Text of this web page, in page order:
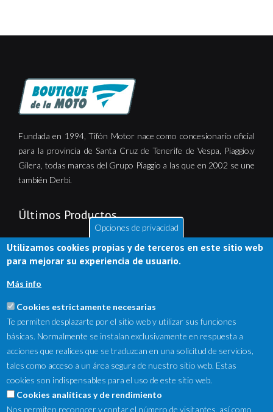
Fundada en 1994, Tifón Motor nace como concesionario oficial
para la provincia de Santa Cruz de Tenerife de Vespa, Piaggio,y
Gilera, todas marcas del Grupo Piaggio a las que en 2002 se une
también Derbi.
Últimos Productos
NewsLetter
Opciones de privacidad
Utilizamos cookies propias y de terceros en este sitio web
para mejorar su experiencia de usuario.
Más info
Cookies estrictamente necesarias
Te permiten desplazarte por el sitio web y utilizar sus funciones
básicas. Normalmente se instalan exclusivamente en respuesta a
acciones que realices que se traduzcan en una solicitud de servicios,
tales como acceso a un área segura de nuestro sitio web. Estas
cookies son indispensables para el uso de este sitio web.
Cookies analíticas y de rendimiento
Nos permiten reconocer y contar el número de visitantes, así como